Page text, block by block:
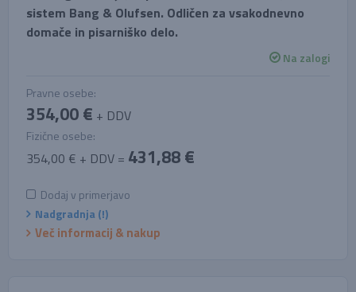
sistem Bang & Olufsen. Odličen za vsakodnevno
domače in pisarniško delo.
Na zalogi
Pravne osebe:
354,00 € + DDV
Fizične osebe:
354,00 € + DDV = 431,88 €
Dodaj v primerjavo
Nadgradnja (!)
Več informacij & nakup